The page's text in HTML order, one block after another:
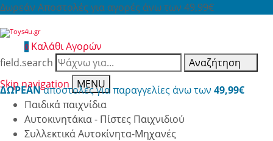
Δωρεάν Αποστολές για αγορές άνω των 49,99€
0 Καλάθι Αγορών
field.search
Αναζήτηση
Skip navigation
MENU
ΔΩΡΕΑΝαποστολές για παραγγελίες άνω των 49,99€
Παιδικά παιχνίδια
Αυτοκινητάκια - Πίστες Παιχνιδιού
Συλλεκτικά Αυτοκίνητα-Μηχανές